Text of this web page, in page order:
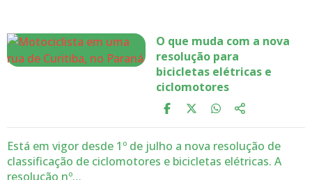
O que muda com a nova
resolução para
bicicletas elétricas e
ciclomotores
Está em vigor desde 1º de julho a nova resolução de
classificação de ciclomotores e bicicletas elétricas. A
resolução nº…